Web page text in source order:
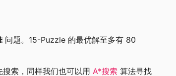
问题。15-Puzzle 的最优解至多有 80
索，同样我们也可以用 A*搜索 算法寻找